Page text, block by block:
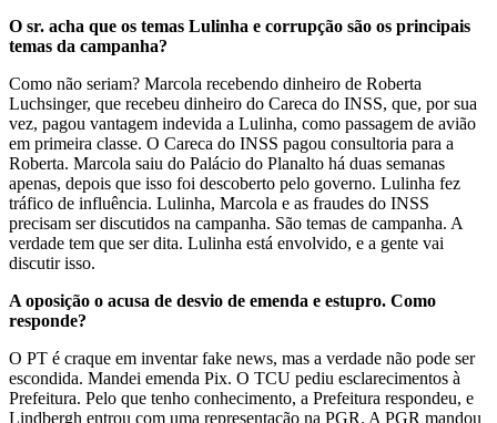
O sr. acha que os temas Lulinha e corrupção são os principais
temas da campanha?
Como não seriam? Marcola recebendo dinheiro de Roberta
Luchsinger, que recebeu dinheiro do Careca do INSS, que, por sua
vez, pagou vantagem indevida a Lulinha, como passagem de avião
em primeira classe. O Careca do INSS pagou consultoria para a
Roberta. Marcola saiu do Palácio do Planalto há duas semanas
apenas, depois que isso foi descoberto pelo governo. Lulinha fez
tráfico de influência. Lulinha, Marcola e as fraudes do INSS
precisam ser discutidos na campanha. São temas de campanha. A
verdade tem que ser dita. Lulinha está envolvido, e a gente vai
discutir isso.
A oposição o acusa de desvio de emenda e estupro. Como
responde?
O PT é craque em inventar fake news, mas a verdade não pode ser
escondida. Mandei emenda Pix. O TCU pediu esclarecimentos à
Prefeitura. Pelo que tenho conhecimento, a Prefeitura respondeu, e
Lindbergh entrou com uma representação na PGR. A PGR mandou